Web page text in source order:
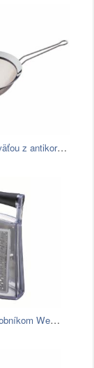
Cedidlo s rukoväťou z antikoro ocele…
Strúhadlo so zásobníkom Westmark…